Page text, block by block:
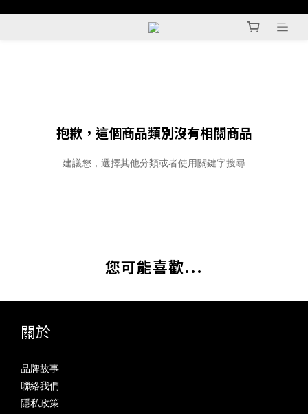
抱歉，這個商品類別沒有相關商品
建議您，選擇其他分類或者使用關鍵字搜尋
您可能喜歡...
關於
品牌故事
聯絡我們
隱私政策